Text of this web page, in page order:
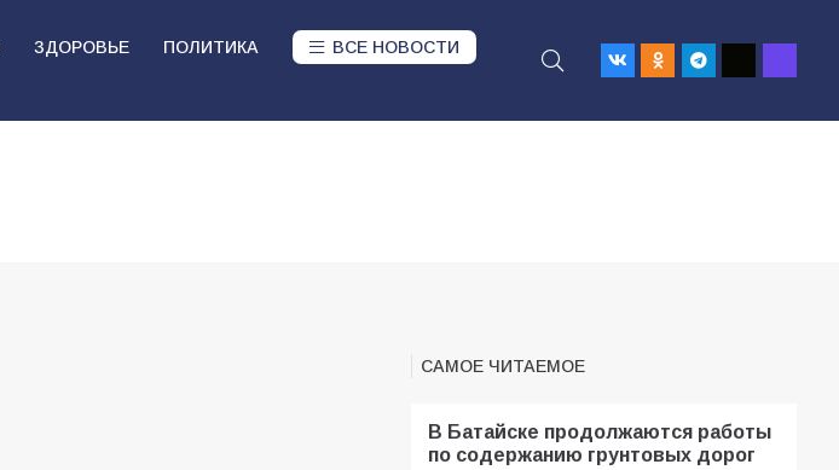
ЗДОРОВЬЕ ПОЛИТИКА ВСЕ НОВОСТИ
САМОЕ ЧИТАЕМОЕ
В Батайске продолжаются работы
по содержанию грунтовых дорог